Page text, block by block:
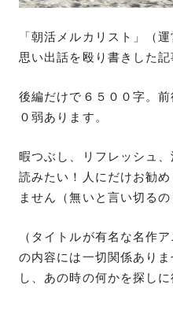
「朝活メルカリスト」（
思い出話を殴り書きした記
後編だけで６５００字。
０弱あります。
暇つぶし、リフレッシュ
読みたい！人にだけお勧
ません（無いと言い切るの
（タイトルが有名な名作
の内容には一切関係あり
し、あの時の何かを探し